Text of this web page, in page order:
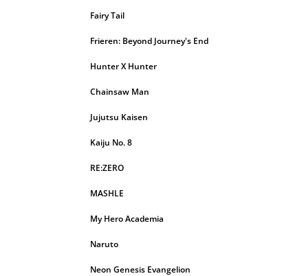
Fairy Tail
Frieren: Beyond Journey's End
Hunter X Hunter
Chainsaw Man
Jujutsu Kaisen
Kaiju No. 8
RE:ZERO
MASHLE
My Hero Academia
Naruto
Neon Genesis Evangelion